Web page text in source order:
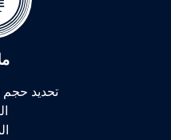
تحديد حجم